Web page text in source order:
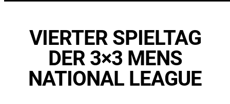
VIERTER SPIELTAG
DER 3×3 MENS
NATIONAL LEAGUE